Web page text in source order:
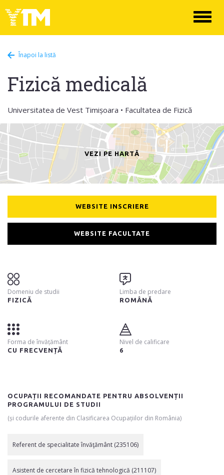
Înapoi la listă
Fizică medicală
Universitatea de Vest Timișoara • Facultatea de Fizică
VEZI PE HARTĂ
WEBSITE INSCRIERE
WEBSITE FACULTATE
Domeniu de studii
FIZICĂ
Limba de predare
ROMÂNĂ
Forma de învățământ
CU FRECVENȚĂ
Nivel de calificare
6
OCUPAȚII RECOMANDATE PENTRU ABSOLVENȚII
PROGRAMULUI DE STUDII
(și codurile aferente din Clasificarea Ocupațiilor din România)
Referent de specialitate învăţământ (235106)
Asistent de cercetare în fizică tehnologică (211107)